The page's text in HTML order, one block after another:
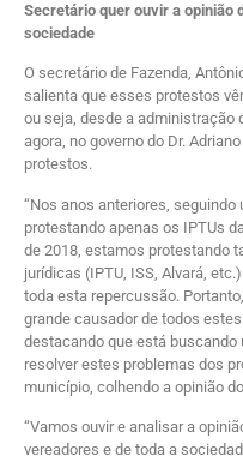
Secretário quer ouvir a opinião
sociedade
O secretário de Fazenda,
salienta que esses protestos
ou seja, desde a administração
agora, no governo do Dr.
protestos.
“Nos anos anteriores,
protestando apenas os IPTUs
de 2018, estamos protestando
jurídicas (IPTU, ISS, Alvará,
toda esta repercussão.
grande causador de todos
destacando que está
resolver estes problemas dos
município, colhendo a opinião
“Vamos ouvir e analisar a
vereadores e de toda a